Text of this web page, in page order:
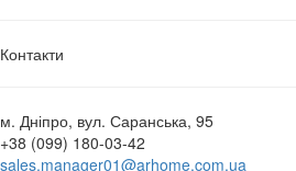
наповненням із холлофайберу.
У тренді оксамитові пуфи, які виглядають
презентабельно. Оксамит приємний на
Контакти
м. Дніпро, вул. Саранська, 95
+38 (099) 180-03-42
sales.manager01@arhome.com.ua